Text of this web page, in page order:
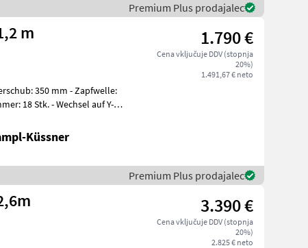
Premium Plus prodajalec
m 1.790 €
Cena vključuje DDV (stopnja
20%)
1.491,67 € neto
350 mm - Zapfwelle:
18 Stk. - Wechsel auf Y-
Küssner
Premium Plus prodajalec
3.390 €
Cena vključuje DDV (stopnja
20%)
2.825 € neto